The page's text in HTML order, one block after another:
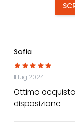
Sofia
11 lug 2024
Ottimo
disposizione